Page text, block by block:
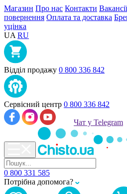
Магазин Про нас Контакти Вакансії
повернення Оплата та доставка
уцінка
UA RU
Відділ продажу 0 800 336 842
Сервісний центр 0 800 336 842
Чат у Telegram
0 800 331 585
Потрібна допомога?